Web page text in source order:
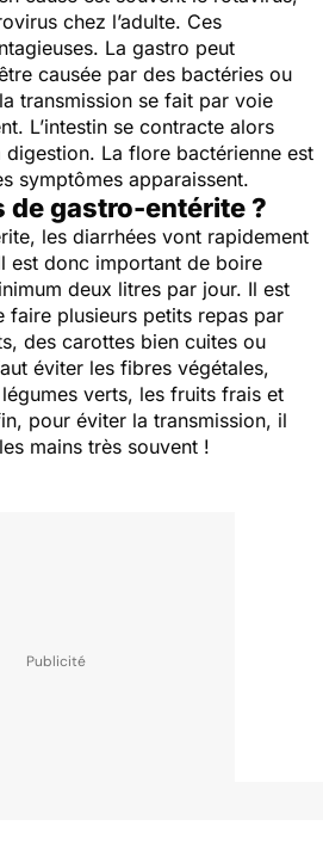
chez l’adulte. Ces
La gastro peut
causée par des bactéries ou
transmission se fait par voie
L’intestin se contracte alors
La flore bactérienne est
symptômes apparaissent.
de gastro-entérite ?
les diarrhées vont rapidement
est donc important de boire
deux litres par jour. Il est
faire plusieurs petits repas par
des carottes bien cuites ou
éviter les fibres végétales,
verts, les fruits frais et
pour éviter la transmission, il
mains très souvent !